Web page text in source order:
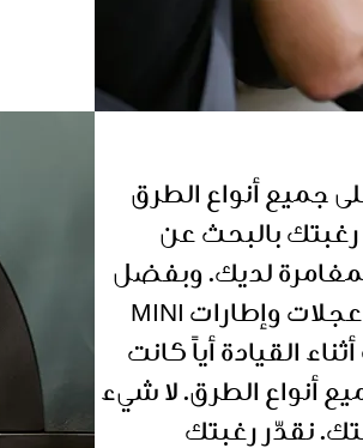
جميع أنواع الطرق
بالبحث عن
لديك. وبفضل
مجموعتنا الواسعة من عجلات وإطارات MINI
القيادة أياً كانت
أنواع الطرق. لا شيء
نقدّر رغبتك